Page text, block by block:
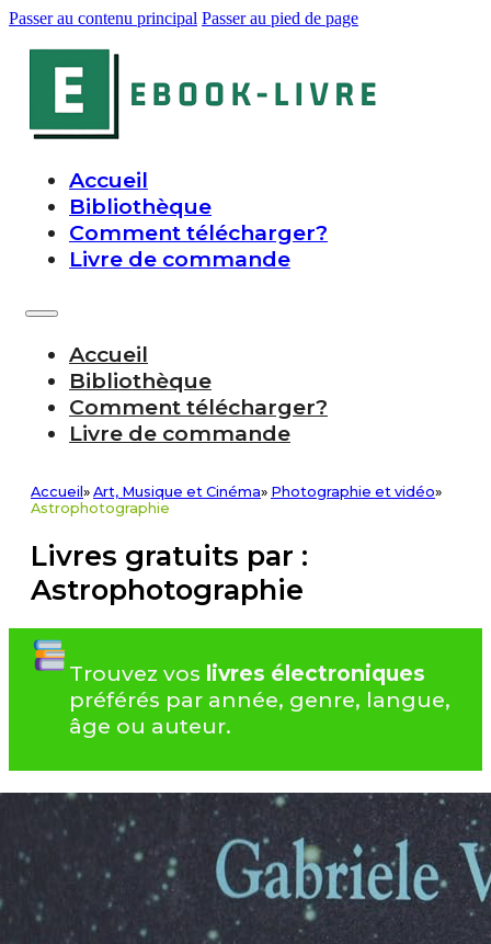
Passer au contenu principal Passer au pied de page
Accueil
Bibliothèque
Comment télécharger?
Livre de commande
Accueil
Bibliothèque
Comment télécharger?
Livre de commande
Accueil » Art, Musique et Cinéma» Photographie et vidéo»
Astrophotographie
Livres gratuits par :
Astrophotographie
Trouvez vos livres électroniques
préférés par année, genre, langue,
âge ou auteur.